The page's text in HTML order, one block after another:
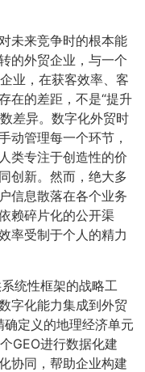
未来竞争时的根本能
的外贸企业，与一个
业，在获客效率、客
在的差距，不是“提升
差异。数字化外贸时
动管理每一个环节，
类专注于创造性的价
创新。然而，绝大多
信息散落在各个业务
赖碎片化的公开渠
率受制于个人的精力
统性框架的战略工
字化能力集成到外贸
确定义的地理经济单元
GEO进行数据化建
协同，帮助企业构建